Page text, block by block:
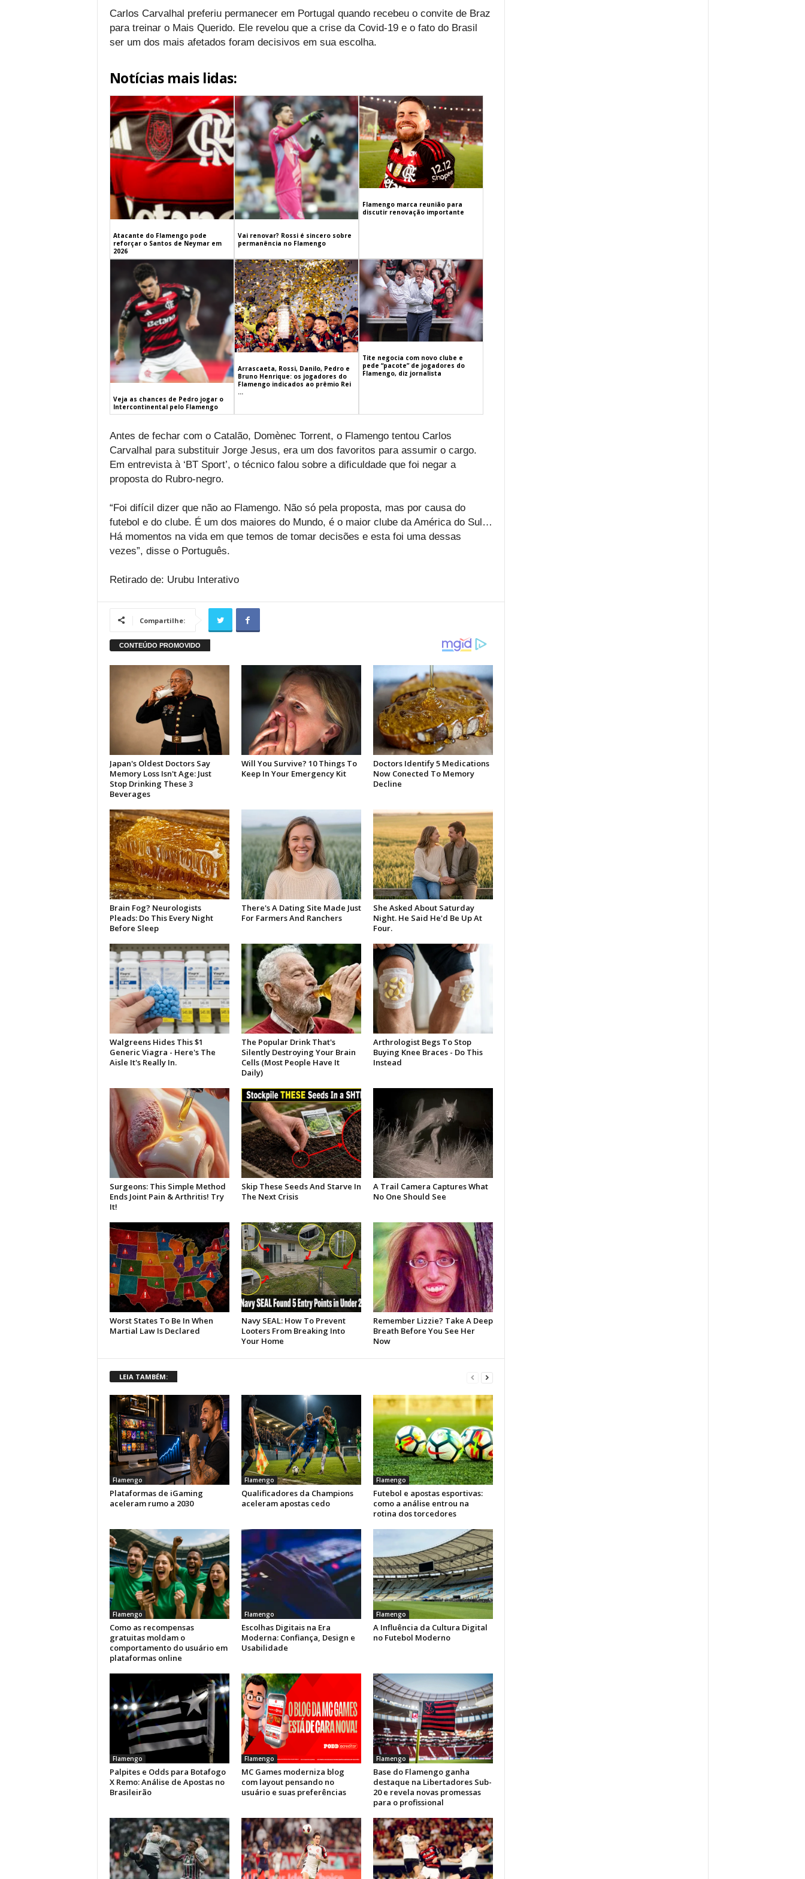
Carlos Carvalhal preferiu permanecer em Portugal quando recebeu o convite de Braz
para treinar o Mais Querido. Ele revelou que a crise da Covid-19 e o fato do Brasil
ser um dos mais afetados foram decisivos em sua escolha.
Notícias mais lidas:
Atacante do Flamengo pode
reforçar o Santos de Neymar em
2026
Vai renovar? Rossi é sincero sobre
permanência no Flamengo
Flamengo marca reunião para
discutir renovação importante
Veja as chances de Pedro jogar o
Intercontinental pelo Flamengo
Arrascaeta, Rossi, Danilo, Pedro e
Bruno Henrique: os jogadores do
Flamengo indicados ao prêmio Rei
...
Tite negocia com novo clube e
pede “pacote” de jogadores do
Flamengo, diz jornalista
Antes de fechar com o Catalão, Domènec Torrent, o Flamengo tentou Carlos
Carvalhal para substituir Jorge Jesus, era um dos favoritos para assumir o cargo.
Em entrevista à ‘BT Sport’, o técnico falou sobre a dificuldade que foi negar a
proposta do Rubro-negro.
“Foi difícil dizer que não ao Flamengo. Não só pela proposta, mas por causa do
futebol e do clube. É um dos maiores do Mundo, é o maior clube da América do Sul…
Há momentos na vida em que temos de tomar decisões e esta foi uma dessas
vezes”, disse o Português.
Retirado de: Urubu Interativo
Compartilhe:
LEIA TAMBÉM:
Flamengo
Plataformas de iGaming
aceleram rumo a 2030
Flamengo
Qualificadores da Champions
aceleram apostas cedo
Flamengo
Futebol e apostas esportivas:
como a análise entrou na
rotina dos torcedores
Flamengo
Como as recompensas
gratuitas moldam o
comportamento do usuário em
plataformas online
Flamengo
Escolhas Digitais na Era
Moderna: Confiança, Design e
Usabilidade
Flamengo
A Influência da Cultura Digital
no Futebol Moderno
Flamengo
Palpites e Odds para Botafogo
X Remo: Análise de Apostas no
Brasileirão
Flamengo
MC Games moderniza blog
com layout pensando no
usuário e suas preferências
Flamengo
Base do Flamengo ganha
destaque na Libertadores Sub-
20 e revela novas promessas
para o profissional